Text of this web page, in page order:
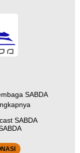
SABDA
SABDA